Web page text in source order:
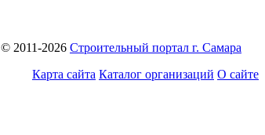
© 2011-2026 Строительный портал г. Самара
Карта сайта Каталог организаций О сайте